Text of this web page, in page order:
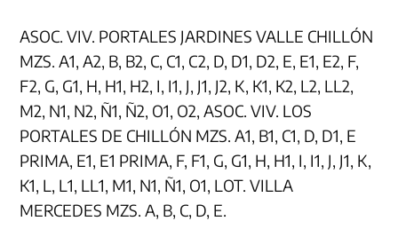
ASOC. VIV. PORTALES JARDINES VALLE CHILLÓN
MZS. A1, A2, B, B2, C, C1, C2, D, D1, D2, E, E1, E2, F,
F2, G, G1, H, H1, H2, I, I1, J, J1, J2, K, K1, K2, L2, LL2,
M2, N1, N2, Ñ1, Ñ2, O1, O2, ASOC. VIV. LOS
PORTALES DE CHILLÓN MZS. A1, B1, C1, D, D1, E
PRIMA, E1, E1 PRIMA, F, F1, G, G1, H, H1, I, I1, J, J1, K,
K1, L, L1, LL1, M1, N1, Ñ1, O1, LOT. VILLA
MERCEDES MZS. A, B, C, D, E.